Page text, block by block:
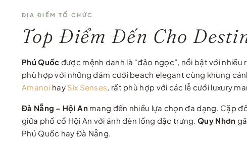
ĐỊA ĐIỂM TỔ CHỨC
Top Điểm Đến Cho
Phú Quốc được mệnh danh là “đảo ngọc”, nổi bật với
phù hợp với những đám cưới beach elegant cùng khung
Amanoi hay Six Senses , rất phù hợp với các lễ cưới luxury
Đà Nẵng – Hội Anmang đến nhiều lựa chọn đa dạng. Cặp
giữa phố cổ Hội An với ánh đèn lồng đặc trưng.Quy Nhơn
Phú Quốc hay Đà Nẵng.